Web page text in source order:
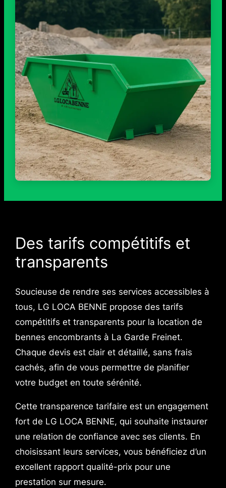
Des tarifs compétitifs et
transparents
Soucieuse de rendre ses services accessibles à
tous, LG LOCA BENNE propose des tarifs
compétitifs et transparents pour la location de
bennes encombrants à La Garde Freinet.
Chaque devis est clair et détaillé, sans frais
cachés, afin de vous permettre de planifier
votre budget en toute sérénité.
Cette transparence tarifaire est un engagement
fort de LG LOCA BENNE, qui souhaite instaurer
une relation de confiance avec ses clients. En
choisissant leurs services, vous bénéficiez d’un
excellent rapport qualité-prix pour une
prestation sur mesure.